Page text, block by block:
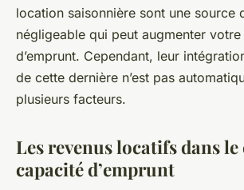
location saisonnière sont une source
négligeable qui peut augmenter
d’emprunt. Cependant, leur
de cette dernière n’est pas
plusieurs facteurs.
Les revenus locatifs dans
capacité d’emprunt